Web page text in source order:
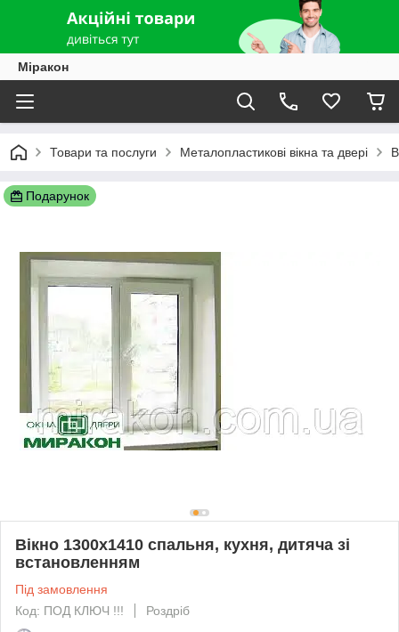
Міракон
Товари та послуги Металопластикові вікна та двері
Подарунок
Вікно 1300х1410 спальня, кухня, дитяча зі
встановленням
Під замовлення
Код: ПОД КЛЮЧ !!!
Роздріб